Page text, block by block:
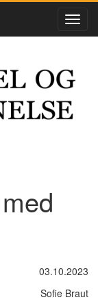
03.10.2023
Sofie Braut